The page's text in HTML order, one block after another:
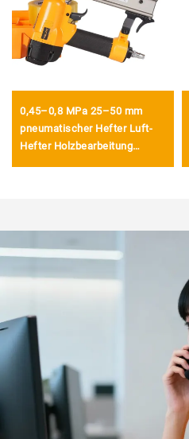
0,45–0,8 MPa 25–50 mm
pneumatischer Hefter Luft-
Hefter Holzbearbeitung